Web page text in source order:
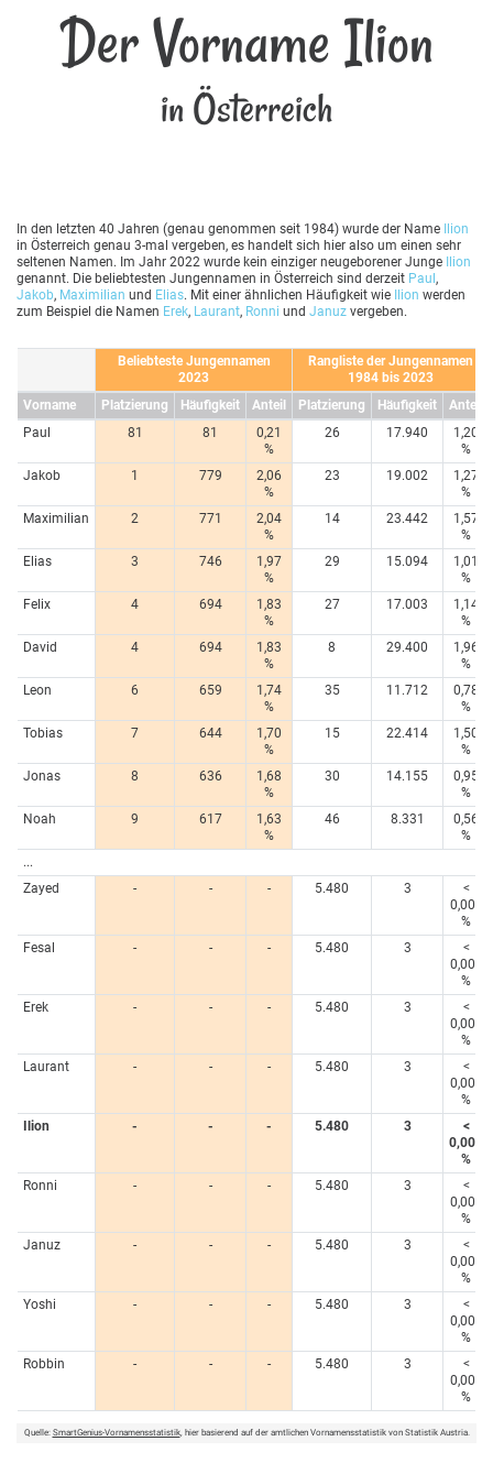
Der Vorname Ilion
in Österreich
In den letzten 40 Jahren (genau genommen seit 1984) wurde der Name
Ilion
in Österreich genau 3-mal vergeben, es handelt sich hier also um einen sehr
seltenen Namen. Im Jahr 2022 wurde kein einziger neugeborener Junge
Ilion
genannt. Die beliebtesten Jungennamen in Österreich sind derzeit Paul ,
Jakob, Maximilian und Elias. Mit einer ähnlichen Häufigkeit wie Ilion werden
zum Beispiel die Namen Erek, Laurant, Ronni und Januz vergeben.
Beliebteste Jungennamen
2023
Rangliste der Jungennamen
1984 bis 2023
Vorname
Platzierung Häufigkeit Anteil Platzierung Häufigkeit
Anteil
Paul
81 81
0,21
%
26 17.940
1,20
%
Jakob
1 779
2,06
%
23 19.002
1,27
%
Maximilian
2 771
2,04
%
14 23.442
1,57
%
Elias
3 746
1,97
%
29 15.094
1,01
%
Felix
4 694
1,83
%
27 17.003
1,14
%
David
4 694
1,83
%
8 29.400
1,96
%
Leon
6 659
1,74
%
35 11.712
0,78
%
Tobias
7 644
1,70
%
15 22.414
1,50
%
Jonas
8 636
1,68
%
30 14.155
0,95
%
Noah
9 617
1,63
%
46 8.331
0,56
%
...
Zayed
- - - 5.480 3
<
0,005
%
Fesal
- - - 5.480 3
<
0,005
%
Erek
- - - 5.480 3
<
0,005
%
Laurant
- - - 5.480 3
<
0,005
%
Ilion
- - - 5.480 3
<
0,005
%
Ronni
- - - 5.480 3
<
0,005
%
Januz
- - - 5.480 3
<
0,005
%
Yoshi
- - - 5.480 3
<
0,005
%
Robbin
- - - 5.480 3
<
0,005
%
Quelle: SmartGenius-Vornamensstatistik, hier basierend auf der amtlichen Vornamensstatistik von Statistik Austria.